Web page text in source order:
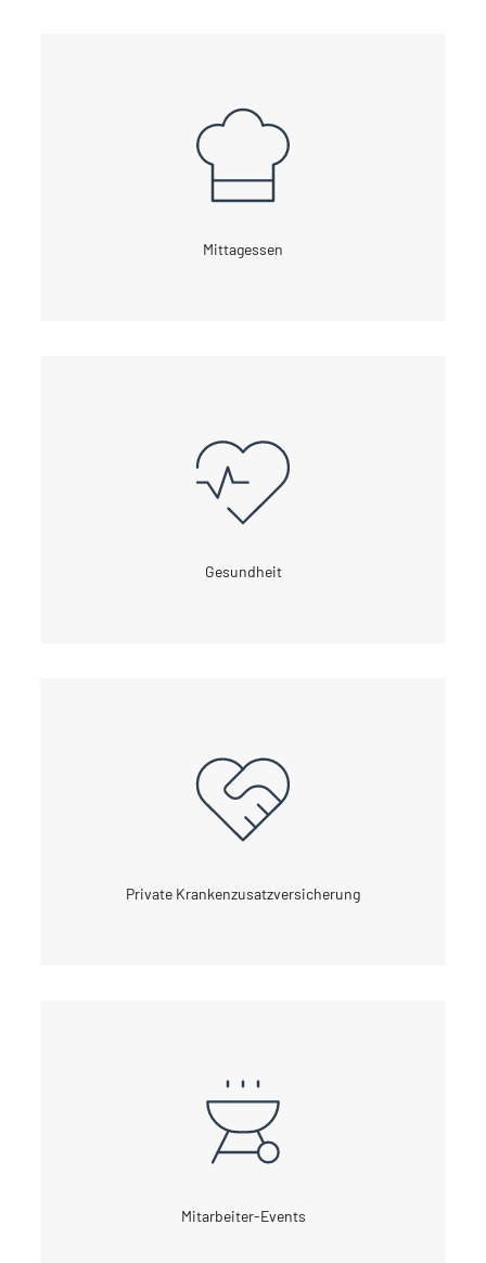
Mittagessen
Gesundheit
Private Krankenzusatzversicherung
Mitarbeiter-Events